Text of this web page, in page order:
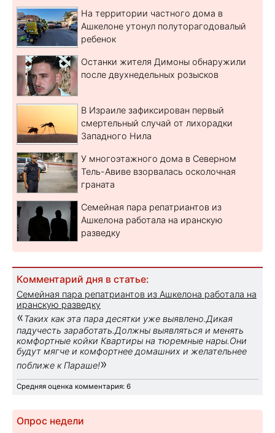
На территории частного дома в
Ашкелоне утонул полуторагодовалый
ребенок
Останки жителя Димоны обнаружили
после двухнедельных розысков
В Израиле зафиксирован первый
смертельный случай от лихорадки
Западного Нила
У многоэтажного дома в Северном
Тель-Авиве взорвалась осколочная
граната
Семейная пара репатриантов из
Ашкелона работала на иранскую
разведку
Комментарий дня в статье:
Семейная пара репатриантов из Ашкелона работала на
иранскую разведку
«Таких как эта пара десятки уже выявлено.Дикая
падучесть заработать.Должны выявляться и менять
комфортные койки Квартиры на тюремные нары.Они
будут мягче и комфортнее домашних и желательнее
поближе к Параше!»
Средняя оценка комментария: 6
Опрос недели